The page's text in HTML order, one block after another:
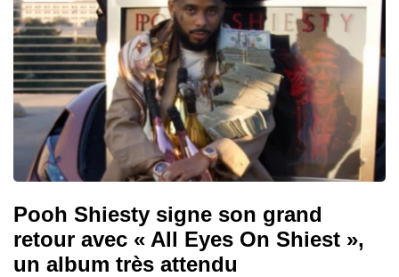
Pooh Shiesty signe son grand
retour avec « All Eyes On Shiest »,
un album très attendu